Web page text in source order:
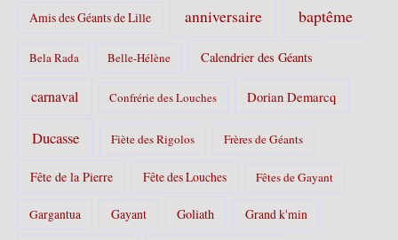
Amis des Géants de Lille anniversaire baptême
Bela Rada Belle-Hélène Calendrier des Géants
carnaval Confrérie des Louches Dorian Demarcq
Ducasse Fiète des Rigolos Frères de Géants
Fête de la Pierre Fête des Louches Fêtes de Gayant
Gargantua Gayant Goliath Grand k'min